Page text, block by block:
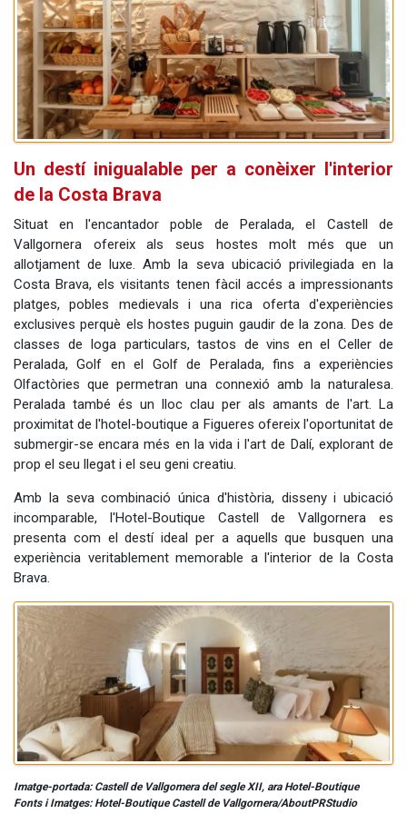
Un destí inigualable per a conèixer l'interior
de la Costa Brava
Situat en l'encantador poble de Peralada, el Castell de
Vallgornera ofereix als seus hostes molt més que un
allotjament de luxe. Amb la seva ubicació privilegiada en la
Costa Brava, els visitants tenen fàcil accés a impressionants
platges, pobles medievals i una rica oferta d'experiències
exclusives perquè els hostes puguin gaudir de la zona. Des de
classes de Ioga particulars, tastos de vins en el Celler de
Peralada, Golf en el Golf de Peralada, fins a experiències
Olfactòries que permetran una connexió amb la naturalesa.
Peralada també és un lloc clau per als amants de l'art. La
proximitat de l'hotel-boutique a Figueres ofereix l'oportunitat de
submergir-se encara més en la vida i l'art de Dalí, explorant de
prop el seu llegat i el seu geni creatiu.
Amb la seva combinació única d'història, disseny i ubicació
incomparable, l'Hotel-Boutique Castell de Vallgornera es
presenta com el destí ideal per a aquells que busquen una
experiència veritablement memorable a l'interior de la Costa
Brava.
Imatge-portada: Castell de Vallgomera del segle XII, ara Hotel-Boutique
Fonts i Imatges: Hotel-Boutique Castell de Vallgornera/AboutPRStudio